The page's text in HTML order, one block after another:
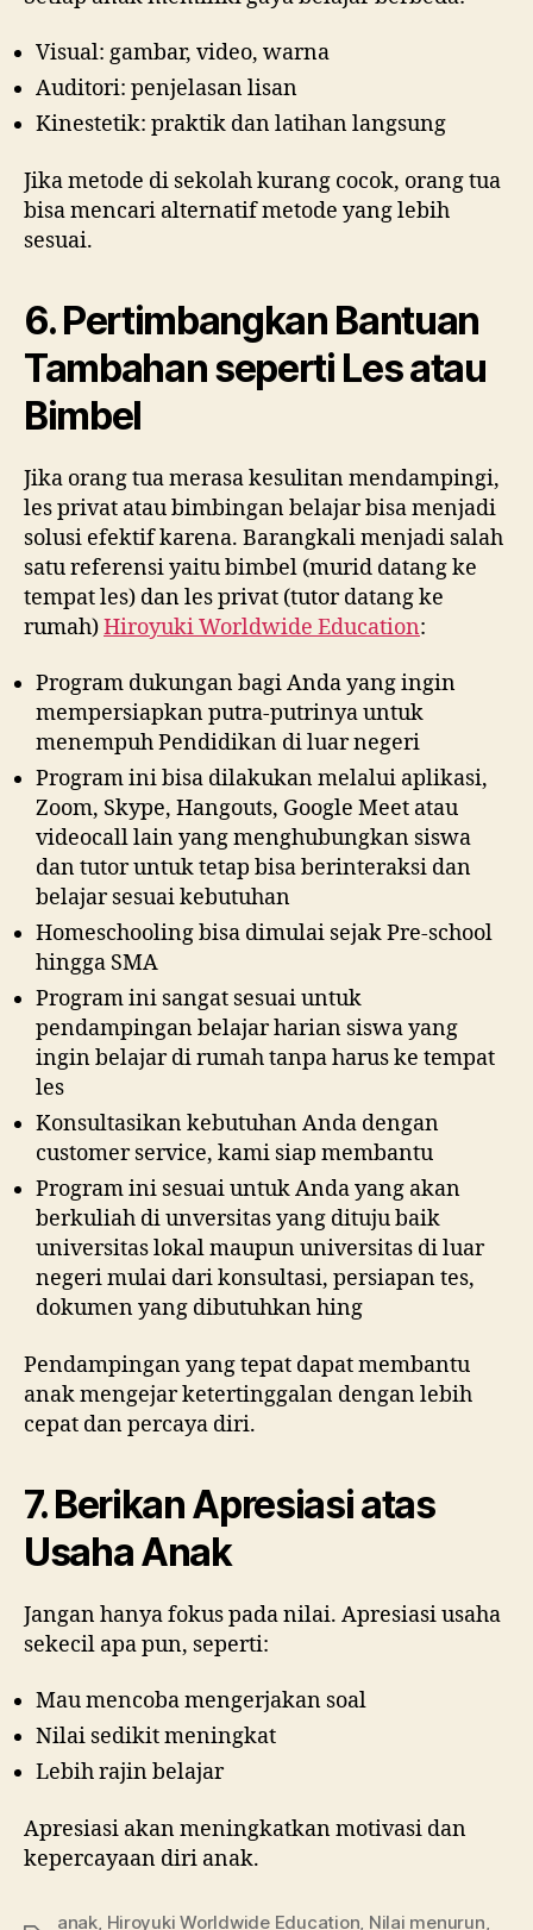
Visual: gambar, video, warna
Auditori: penjelasan lisan
Kinestetik: praktik dan latihan langsung
Jika metode di sekolah kurang cocok, orang tua
bisa mencari alternatif metode yang lebih
sesuai.
6. Pertimbangkan Bantuan
Tambahan seperti Les atau
Bimbel
Jika orang tua merasa kesulitan mendampingi,
les privat atau bimbingan belajar bisa menjadi
solusi efektif karena. Barangkali menjadi salah
satu referensi yaitu bimbel (murid datang ke
tempat les) dan les privat (tutor datang ke
rumah)Hiroyuki Worldwide Education:
Program dukungan bagi Anda yang ingin
mempersiapkan putra-putrinya untuk
menempuh Pendidikan di luar negeri
Program ini bisa dilakukan melalui aplikasi,
Zoom, Skype, Hangouts, Google Meet atau
videocall lain yang menghubungkan siswa
dan tutor untuk tetap bisa berinteraksi dan
belajar sesuai kebutuhan
Homeschooling bisa dimulai sejak Pre-school
hingga SMA
Program ini sangat sesuai untuk
pendampingan belajar harian siswa yang
ingin belajar di rumah tanpa harus ke tempat
les
Konsultasikan kebutuhan Anda dengan
customer service, kami siap membantu
Program ini sesuai untuk Anda yang akan
berkuliah di unversitas yang dituju baik
universitas lokal maupun universitas di luar
negeri mulai dari konsultasi, persiapan tes,
dokumen yang dibutuhkan hing
Pendampingan yang tepat dapat membantu
anak mengejar ketertinggalan dengan lebih
cepat dan percaya diri.
7. Berikan Apresiasi atas
Usaha Anak
Jangan hanya fokus pada nilai. Apresiasi usaha
sekecil apa pun, seperti:
Mau mencoba mengerjakan soal
Nilai sedikit meningkat
Lebih rajin belajar
Apresiasi akan meningkatkan motivasi dan
kepercayaan diri anak.
anak Hiroyuki Worldwide Education Nilai menurun